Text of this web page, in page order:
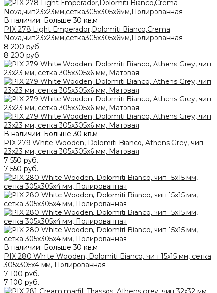
В наличии: Больше 30 кв.м
PIX 278 Light Еmperador,Dolomiti Bianco,Crema
Nova,чип23x23мм,сетка305х305x6мм,Полированная
8 200 руб.
8 200 руб.
В наличии: Больше 30 кв.м
PIX 279 White Wooden, Dolomiti Bianco, Athens Grey, чип
23x23 мм, сетка 305х305x6 мм, Матовая
7 550 руб.
7 550 руб.
В наличии: Больше 30 кв.м
PIX 280 White Wooden, Dolomiti Bianco, чип 15x15 мм, сетка
305х305x4 мм, Полированная
7 100 руб.
7 100 руб.